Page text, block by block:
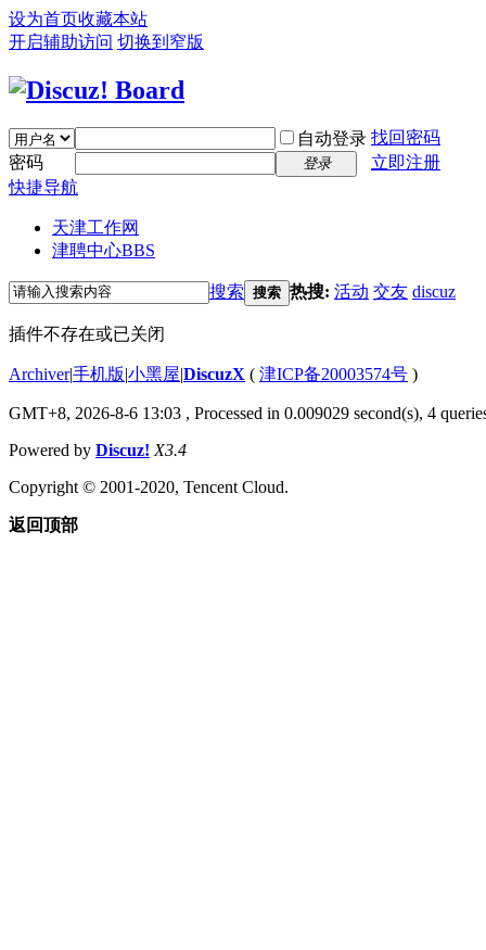
设为首页收藏本站
开启辅助访问 切换到窄版
自动登录 找回密码
密码
登录
立即注册
快捷导航
天津工作网
津聘中心BBS
搜索 搜索 热搜: 活动 交友 discuz
插件不存在或已关闭
Archiver|手机版|小黑屋|DiscuzX ( 津ICP备20003574号 )
GMT+8, 2026-8-6 13:03 , Processed in 0.009029 second(s), 4
Powered by Discuz! X3.4
Copyright © 2001-2020, Tencent Cloud.
返回顶部